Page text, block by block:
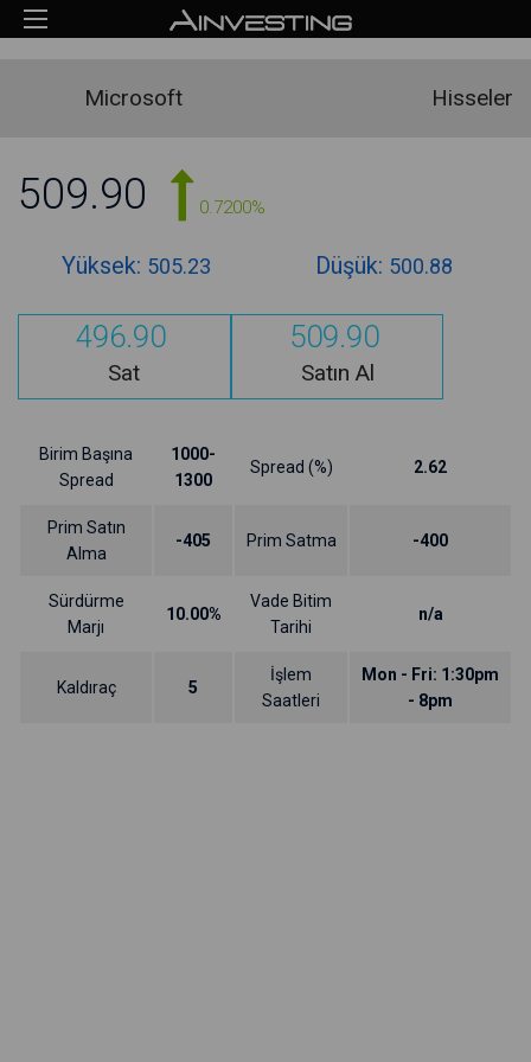
Microsoft Hisseler
509.90 0.7200%
Yüksek: 505.23 Düşük: 500.88
496.90
Sat
509.90
Satın Al
Birim Başına
Spread
1000-
1300
Spread (%) 2.62
Prim Satın
Alma
-405 Prim Satma -400
Sürdürme
Marjı
10.00%
Vade Bitim
Tarihi
n/a
Kaldıraç 5
İşlem
Saatleri
Mon - Fri: 1:30pm
- 8pm